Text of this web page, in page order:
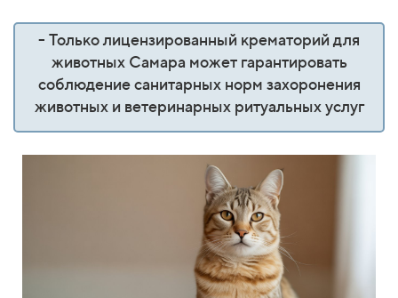
- Только лицензированный крематорий для
животных Самара может гарантировать
соблюдение санитарных норм захоронения
животных и ветеринарных ритуальных услуг